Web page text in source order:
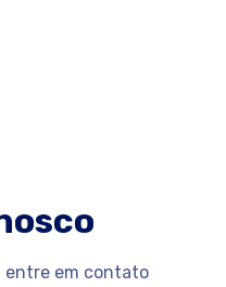
entre em contato